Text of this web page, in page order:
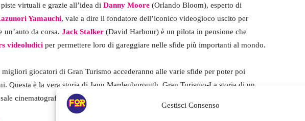
Gestisci Consenso
virtuali e grazie all’idea di Danny Moore (Orlando Bloom), esperto di
Yamauchi, vale a dire il fondatore dell’iconico videogioco uscito per
un’auto da corsa. Jack Stalker (David Harbour) è un pilota in pensione che
videoludici per permettere loro di gareggiare nelle sfide più importanti al mondo.
migliori giocatori di Gran Turismo accederanno alle varie sfide per poter poi
Questa è la vera storia di Jann Mardenborough. Gran Turismo-La storia di un
cinematografichedallo scorso 20 settembre